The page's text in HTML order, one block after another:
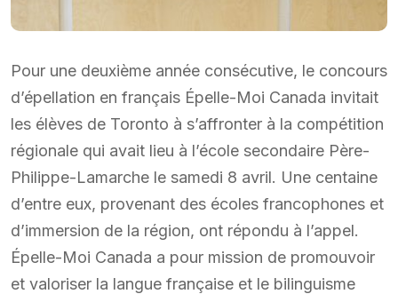
Pour une deuxième année consécutive, le concours
d’épellation en français Épelle-Moi Canada invitait
les élèves de Toronto à s’affronter à la compétition
régionale qui avait lieu à l’école secondaire Père-
Philippe-Lamarche le samedi 8 avril. Une centaine
d’entre eux, provenant des écoles francophones et
d’immersion de la région, ont répondu à l’appel.
Épelle-Moi Canada a pour mission de promouvoir
et valoriser la langue française et le bilinguisme